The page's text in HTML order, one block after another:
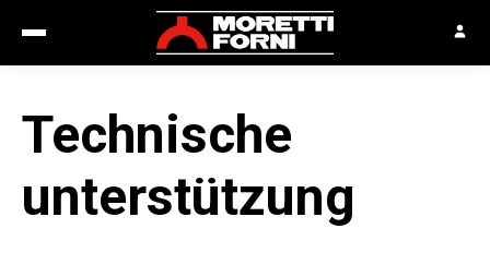
Technische
unterstützung